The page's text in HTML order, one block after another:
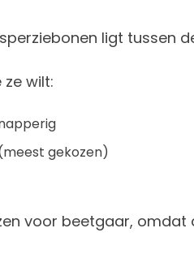
ligt tussen
wilt:
gekozen)
voor beetgaar,